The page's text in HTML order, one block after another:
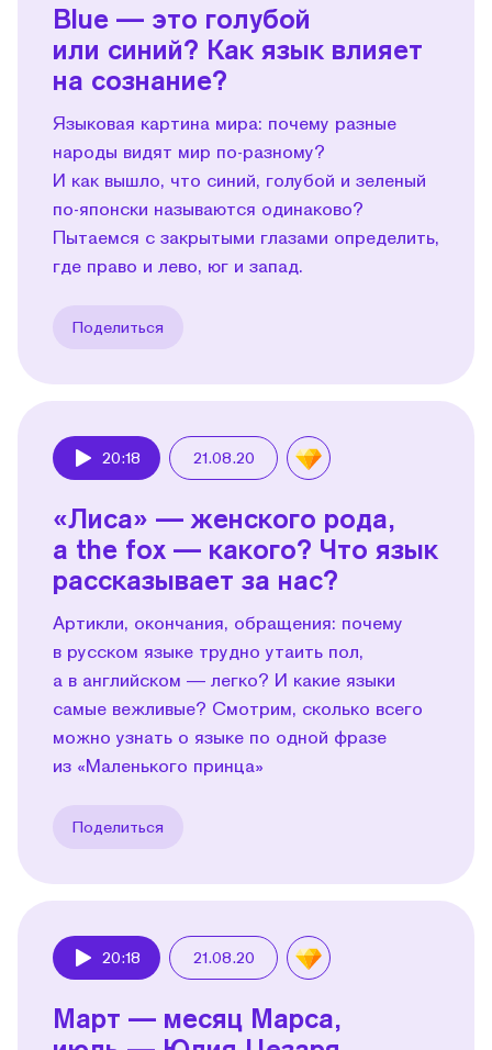
Blue — это голубой
или синий? Как язык влияет
на сознание?
Языковая картина мира: почему разные
народы видят мир по-разному?
И как вышло, что синий, голубой и зеленый
по-японски называются одинаково?
Пытаемся с закрытыми глазами определить,
где право и лево, юг и запад.
Поделиться
20:18 21.08.20
«Лиса» — женского рода,
а the fox — какого? Что язык
рассказывает за нас?
Артикли, окончания, обращения: почему
в русском языке трудно утаить пол,
а в английском — легко? И какие языки
самые вежливые? Смотрим, сколько всего
можно узнать о языке по одной фразе
из «Маленького принца»
Поделиться
20:18 21.08.20
Март — месяц Марса,